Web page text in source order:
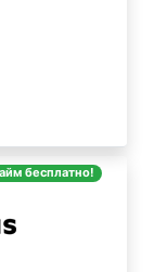
бесплатно!